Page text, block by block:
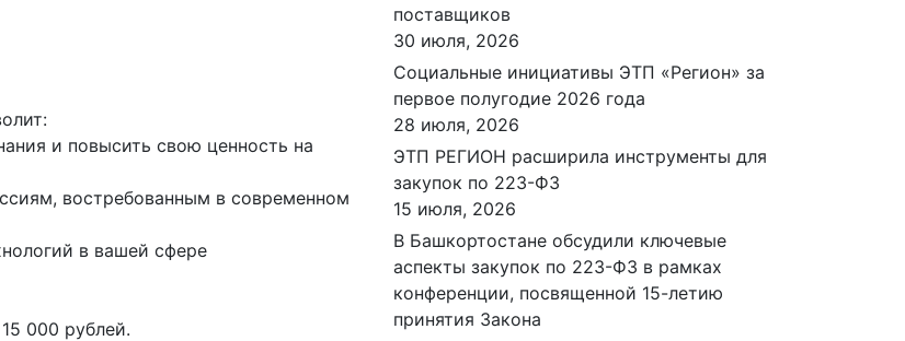
и повысить свою ценность на
востребованным в современном
в вашей сфере
000 рублей.
поставщиков
30 июля, 2026
Социальные инициативы ЭТП «Регион» за
первое полугодие 2026 года
28 июля, 2026
ЭТП РЕГИОН расширила инструменты для
закупок по 223-ФЗ
15 июля, 2026
В Башкортостане обсудили ключевые
аспекты закупок по 223-ФЗ в рамках
конференции, посвященной 15-летию
принятия Закона